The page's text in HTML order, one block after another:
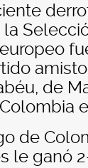
de
de
le ganó